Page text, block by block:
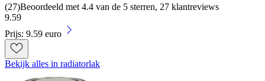
(27)Beoordeeld met 4.4 van de 5 sterren, 27 klantreviews
9.59
Prijs: 9.59 euro
Bekijk alles in radiatorlak